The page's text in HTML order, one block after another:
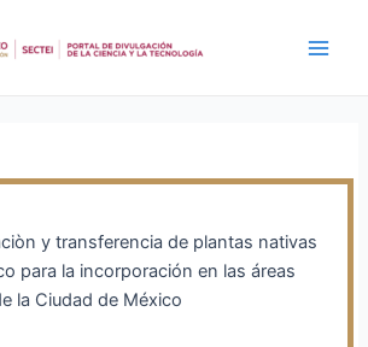
y transferencia de plantas nativas
para la incorporación en las áreas
la Ciudad de México